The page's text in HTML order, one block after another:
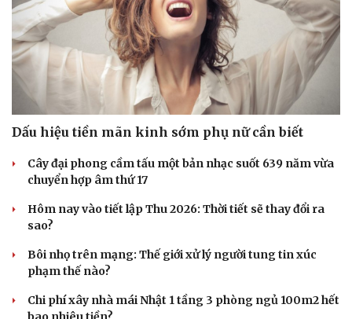
Dấu hiệu tiền mãn kinh sớm phụ nữ cần biết
Cây đại phong cầm tấu một bản nhạc suốt 639 năm vừa
chuyển hợp âm thứ 17
Hôm nay vào tiết lập Thu 2026: Thời tiết sẽ thay đổi ra
sao?
Bôi nhọ trên mạng: Thế giới xử lý người tung tin xúc
phạm thế nào?
Chi phí xây nhà mái Nhật 1 tầng 3 phòng ngủ 100m2 hết